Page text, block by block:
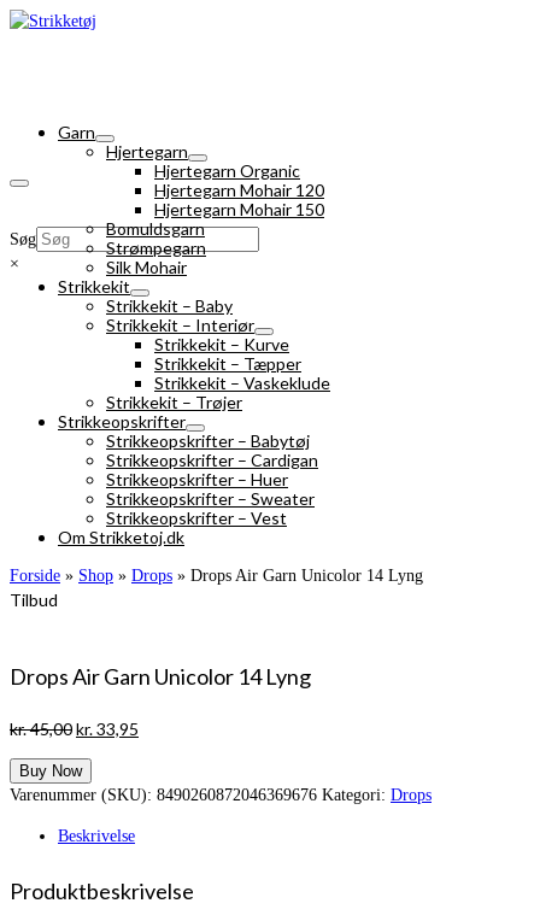
Søg
×
Garn
Hjertegarn
Hjertegarn Organic
Hjertegarn Mohair 120
Hjertegarn Mohair 150
Bomuldsgarn
Strømpegarn
Silk Mohair
Strikkekit
Strikkekit – Baby
Strikkekit – Interiør
Strikkekit – Kurve
Strikkekit – Tæpper
Strikkekit – Vaskeklude
Strikkekit – Trøjer
Strikkeopskrifter
Strikkeopskrifter – Babytøj
Strikkeopskrifter – Cardigan
Strikkeopskrifter – Huer
Strikkeopskrifter – Sweater
Strikkeopskrifter – Vest
Om Strikketoj.dk
Forside » Shop » Drops » Drops Air Garn Unicolor 14 Lyng
Tilbud
Drops Air Garn Unicolor 14 Lyng
kr.45,00Den
pris
var:
kr.33,95
er:
Buy Now
Varenummer (SKU): 8490260872046369676 Kategori: Drops
Beskrivelse
Produktbeskrivelse